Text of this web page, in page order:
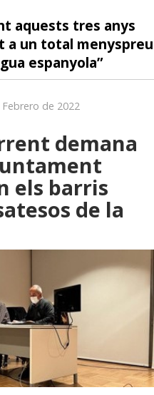
aquests tres anys
a un total menyspreu
espanyola”
de 2022
demana
els barris
de la